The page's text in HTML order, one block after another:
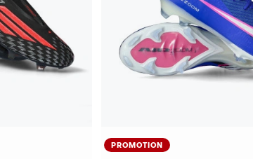
PROMOTION